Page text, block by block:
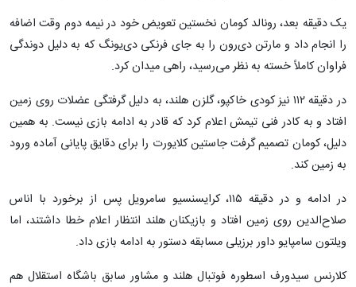
یک دقیقه بعد، رونالد کومان نخستین تعویض خود در نیمه دوم وقت اضافه
را انجام داد و مارتن دی‌رون را به جای فرنکی دی‌یونگ که به دلیل دوندگی
فراوان کاملاً خسته به نظر می‌رسید، راهی میدان کرد.
در دقیقه ۱۱۲ نیز کودی خاکپو، گلزن هلند، به دلیل گرفتگی عضلات روی زمین
افتاد و به کادر فنی تیمش اعلام کرد که قادر به ادامه بازی نیست. به همین
دلیل، کومان تصمیم گرفت جاستین کلایورت را برای دقایق پایانی آماده ورود
به زمین کند.
در ادامه و در دقیقه ۱۱۵، کرایسنسیو سامرویل پس از برخورد با اناس
صلاح‌الدین روی زمین افتاد و بازیکنان هلند انتظار اعلام خطا داشتند، اما
ویلتون سامپایو داور برزیلی مسابقه دستور به ادامه بازی داد.
کلارنس سیدورف اسطوره فوتبال هلند و مشاور سابق باشگاه استقلال هم